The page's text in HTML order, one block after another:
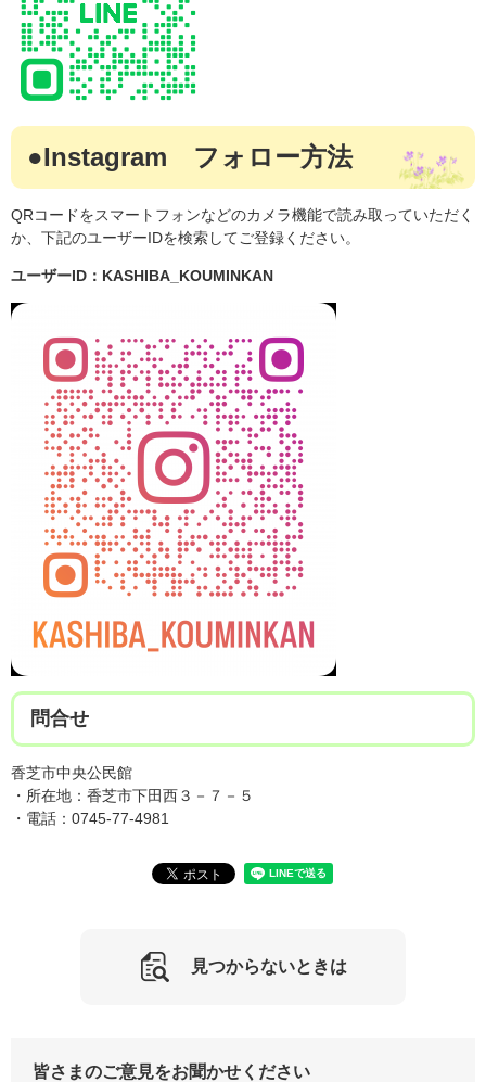
●Instagram フォロー方法
QRコードをスマートフォンなどのカメラ機能で読み取っていただく
か、下記のユーザーIDを検索してご登録ください。
ユーザーID：KASHIBA_KOUMINKAN
問合せ
香芝市中央公民館
・所在地：香芝市下田西３－７－５
・電話：0745-77-4981
見つからないときは
皆さまのご意見をお聞かせください